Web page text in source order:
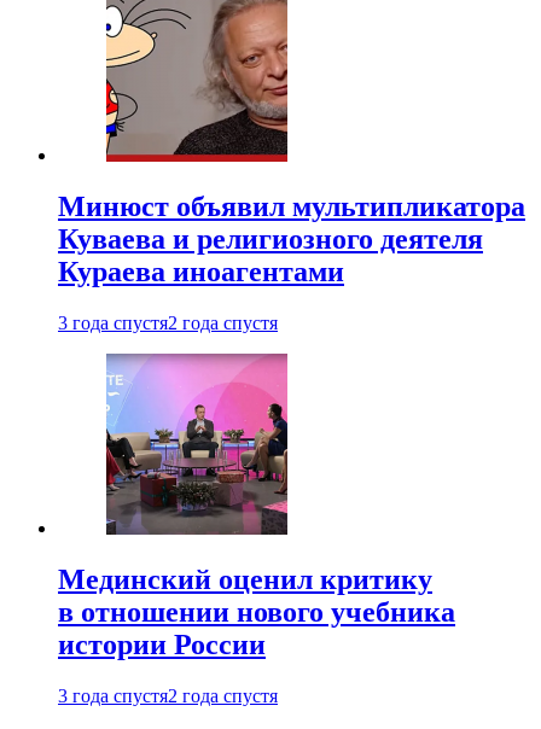
Минюст объявил мультипликатора
Куваева и религиозного деятеля
Кураева иноагентами
3 года спустя2 года спустя
Мединский оценил критику
в отношении нового учебника
истории России
3 года спустя2 года спустя